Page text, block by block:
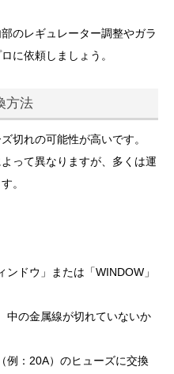
のレギュレーター調整やガラ
に依頼しましょう。
方法
切れの可能性が高いです。
って異なりますが、多くは運
。
ドウ」または「WINDOW」
中の金属線が切れていないか
例：20A）のヒューズに交換